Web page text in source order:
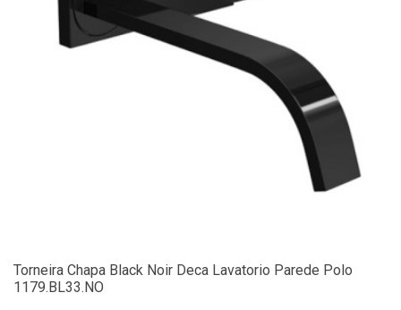
Torneira Chapa Black Noir Deca Lavatorio Parede Polo
1179.BL33.NO